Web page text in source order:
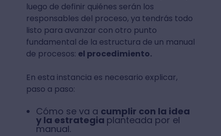
luego de definir quiénes serán los
responsables del proceso, ya tendrás todo
listo para avanzar con otro punto
fundamental de la estructura de un manual
de procesos: el procedimiento.
En esta instancia es necesario explicar,
paso a paso:
Cómo se va a cumplir con la idea
y la estrategia planteada por el
manual.